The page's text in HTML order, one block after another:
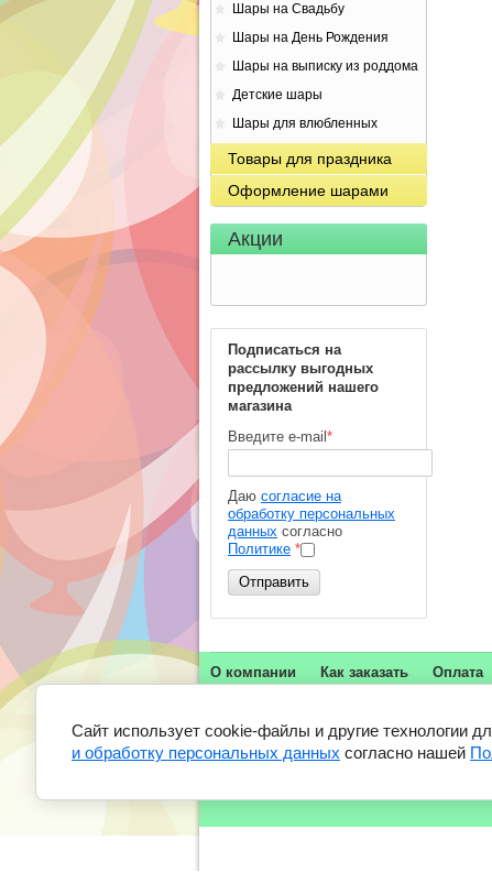
Шары на Свадьбу
Шары на День Рождения
Шары на выписку из роддома
Детские шары
Шары для влюбленных
Товары для праздника
Оформление шарами
Акции
Подписаться на
рассылку выгодных
предложений нашего
магазина
Введите e-mail *
Даю согласие на
обработку персональных
данных согласно
Политике *
Отправить
О компании Как заказать Оплата
г.Москва, Рижская площадь, д.9А стр.2
+7 (499) 375-26-00
Сайт использует cookie-файлы и другие технологии
и обработку персональных данных согласно нашей